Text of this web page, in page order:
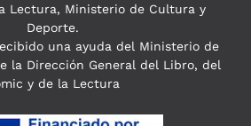
Lectura, Ministerio de Cultura y
Deporte.
una ayuda del Ministerio de
la Dirección General del Libro, del
y de la Lectura